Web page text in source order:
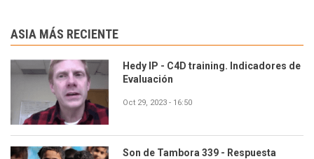
ASIA MÁS RECIENTE
Hedy IP - C4D training. Indicadores de
Evaluación
Oct 29, 2023 - 16:50
Son de Tambora 339 - Respuesta